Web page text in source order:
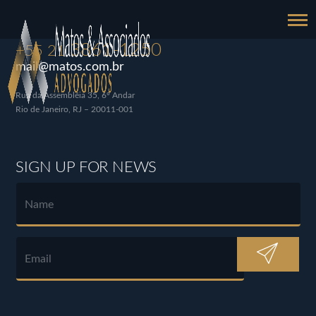
+55 213861-1250
mail@matos.com.br
Rua da Assembléia 35, 6º Andar
Rio de Janeiro, RJ – 20011-001
SIGN UP FOR NEWS